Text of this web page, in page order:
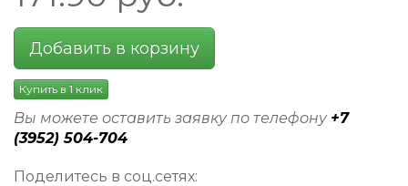
Добавить в корзину
Купить в 1 клик
Вы можете оставить заявку по телефону +7
(3952) 504-704
Поделитесь в соц.сетях: